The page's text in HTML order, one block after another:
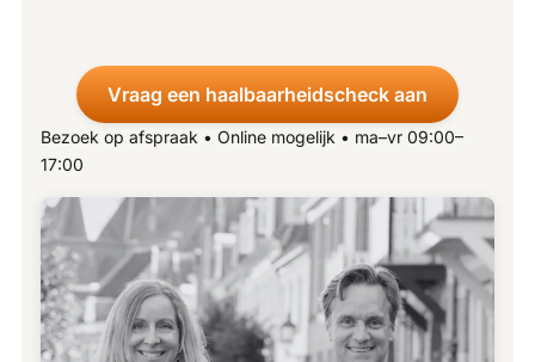
Vraag een haalbaarheidscheck aan
Bezoek op afspraak • Online mogelijk • ma–vr 09:00–
17:00